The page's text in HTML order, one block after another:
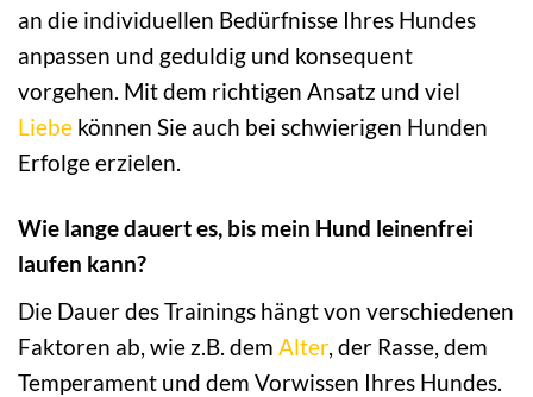
an die individuellen Bedürfnisse Ihres Hundes
anpassen und geduldig und konsequent
vorgehen. Mit dem richtigen Ansatz und viel
Liebe können Sie auch bei schwierigen Hunden
Erfolge erzielen.
Wie lange dauert es, bis mein Hund leinenfrei
laufen kann?
Die Dauer des Trainings hängt von verschiedenen
Faktoren ab, wie z.B. dem Alter, der Rasse, dem
Temperament und dem Vorwissen Ihres Hundes.